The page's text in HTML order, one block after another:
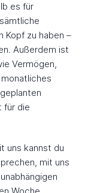
es für
Kopf zu haben –
Außerdem ist
Vermögen,
für die
uns kannst du
mit uns